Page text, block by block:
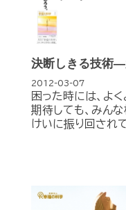
決断しきる技術
2012-03-07
困った時には、よ
期待しても、みん
けいに振り回され